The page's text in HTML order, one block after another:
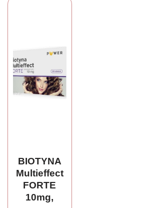
BIOTYNA
Multieffect
FORTE
10mg,